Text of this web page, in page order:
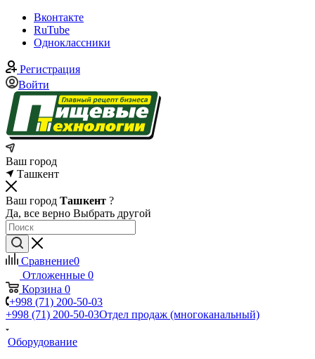
Вконтакте
RuTube
Одноклассники
Регистрация
Войти
Ваш город
Ташкент
Ваш город Ташкент ?
Да, все верно Выбрать другой
Сравнение0
Отложенные 0
Корзина 0
+998 (71) 200-50-03
+998 (71) 200-50-03Отдел продаж (многоканальный)
Оборудование